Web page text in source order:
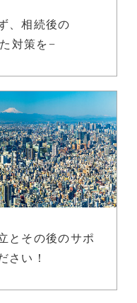
、相続後の
対策を−
とその後のサポ
さい！